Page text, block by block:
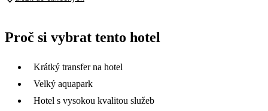
Proč si vybrat tento hotel
Krátký transfer na hotel
Velký aquapark
Hotel s vysokou kvalitou služeb